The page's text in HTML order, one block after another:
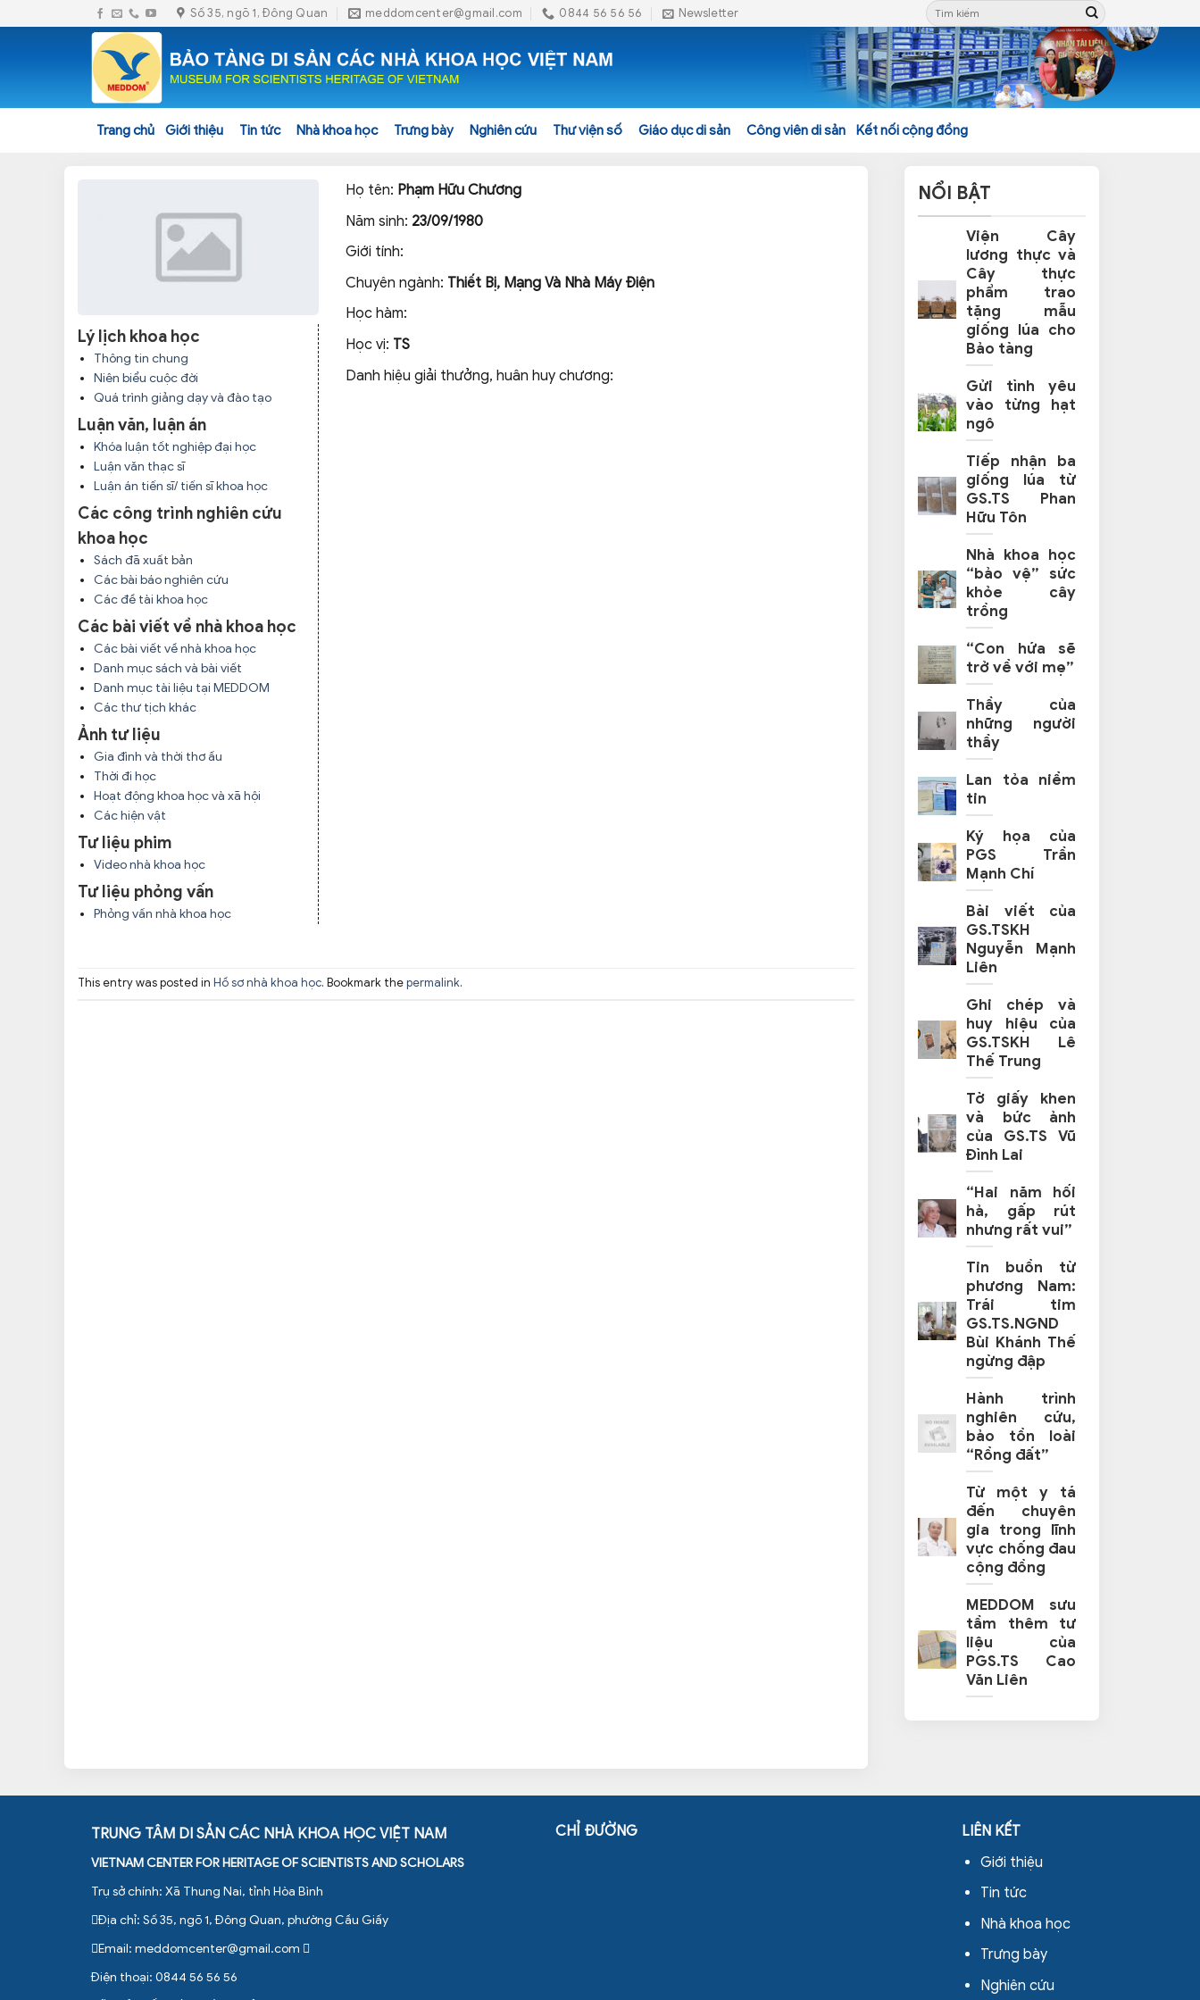
to
Số 35, ngõ 1, Đông Quan meddomcenter@gmail.com 0844 56 56 56 Newsletter
Trang chủ Giới thiệu Tin tức Nhà khoa học Trưng bày Nghiên cứu Thư viện số Giáo dục di sản Công viên di sản Kết nối cộng đồng
Lý lịch khoa học
Thông tin chung
Niên biểu cuộc đời
Quá trình giảng dạy và đào tạo
Luận văn, luận án
Khóa luận tốt nghiệp đại học
Luận văn thạc sĩ
Luận án tiến sĩ/ tiến sĩ khoa học
Các công trình nghiên cứu
khoa học
Sách đã xuất bản
Các bài báo nghiên cứu
Các đề tài khoa học
Các bài viết về nhà khoa học
Các bài viết về nhà khoa học
Danh mục sách và bài viết
Danh mục tài liệu tại MEDDOM
Các thư tịch khác
Ảnh tư liệu
Gia đình và thời thơ ấu
Thời đi học
Hoạt động khoa học và xã hội
Các hiện vật
Tư liệu phim
Video nhà khoa học
Tư liệu phỏng vấn
Phỏng vấn nhà khoa học
Họ tên: Phạm Hữu Chương
Năm sinh: 23/09/1980
Giới tính:
Chuyên ngành: Thiết Bị, Mạng Và Nhà Máy Điện
Học hàm:
Học vị: TS
Danh hiệu giải thưởng, huân huy chương:
This entry was posted in Hồ sơ nhà khoa học. Bookmark thepermalink.
NỔI BẬT
Viện Cây
lương thực và
Cây thực
phẩm trao
tặng mẫu
giống lúa cho
Bảo tàng
Gửi tình yêu
vào từng hạt
ngô
Tiếp nhận ba
giống lúa từ
GS.TS Phan
Hữu Tôn
Nhà khoa học
“bảo vệ” sức
khỏe cây
trồng
“Con hứa sẽ
trở về với mẹ”
Thầy của
những người
thầy
Lan tỏa niềm
tin
Ký họa của
PGS Trần
Mạnh Chí
Bài viết của
GS.TSKH
Nguyễn Mạnh
Liên
Ghi chép và
huy hiệu của
GS.TSKH Lê
Thế Trung
Tờ giấy khen
và bức ảnh
của GS.TS Vũ
Đình Lai
“Hai năm hối
hả, gấp rút
nhưng rất vui”
Tin buồn từ
phương Nam:
Trái tim
GS.TS.NGND
Bùi Khánh Thế
ngừng đập
Hành trình
nghiên cứu,
bảo tồn loài
“Rồng đất”
Từ một y tá
đến chuyên
gia trong lĩnh
vực chống đau
cộng đồng
MEDDOM sưu
tầm thêm tư
liệu của
PGS.TS Cao
Văn Liên
TRUNG TÂM DI SẢN CÁC NHÀ KHOA HỌC VIỆT NAM
VIETNAM CENTER FOR HERITAGE OF SCIENTISTS AND SCHOLARS
Trụ sở chính: Xã Thung Nai, tỉnh Hòa Bình
Địa chỉ: Số 35, ngõ 1, Đông Quan, phường Cầu Giấy
Email: meddomcenter@gmail.com
Điện thoại: 0844 56 56 56
CHỈ ĐƯỜNG
LIÊN KẾT
Giới thiệu
Tin tức
Nhà khoa học
Trưng bày
Nghiên cứu